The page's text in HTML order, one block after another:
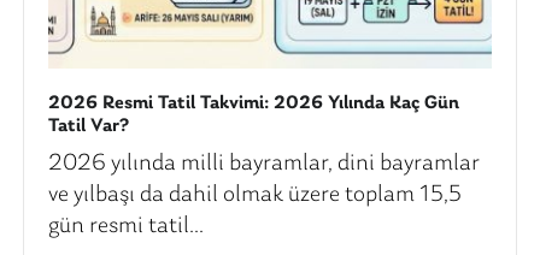
2026 Resmi Tatil Takvimi: 2026 Yılında Kaç Gün
Tatil Var?
2026 yılında milli bayramlar, dini bayramlar
ve yılbaşı da dahil olmak üzere toplam 15,5
gün resmi tatil...